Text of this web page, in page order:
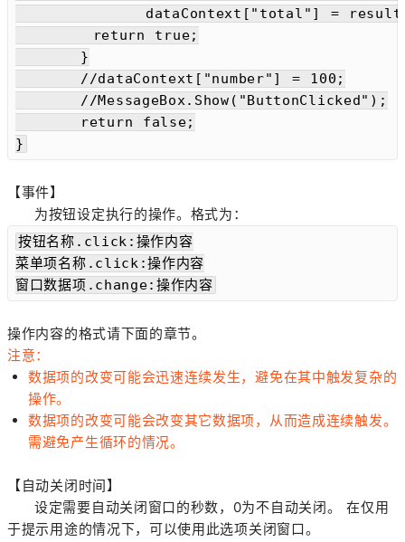
        return true;
【事件】
为按钮设定执行的操作。格式为：
按钮名称.click:操作内容
菜单项名称.click:操作内容
窗口数据项.change:操作内容
操作内容的格式请下面的章节。
注意：
数据项的改变可能会迅速连续发生，避免在其中触发复杂的
操作。
数据项的改变可能会改变其它数据项，从而造成连续触发。
需避免产生循环的情况。
【自动关闭时间】
设定需要自动关闭窗口的秒数，0为不自动关闭。 在仅用
于提示用途的情况下，可以使用此选项关闭窗口。